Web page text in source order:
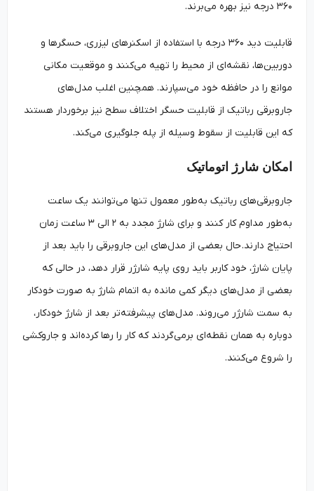
قابلیت دید ۳۶۰ درجه با استفاده از اسکنرهای لیزری، حسگرها و
دوربین‌ها، نقشه‌ای از محیط را تهیه می‌کنند و موقعیت مکانی
موانع را در حافظه خود می‌سپارند. همچنین اغلب مدل‌های
جاروبرقی رباتیک از قابلیت حسگر اختلاف سطح نیز برخوردار هستند
که این قابلیت از سقوط وسیله از پله جلوگیری می‌کند.
امکان شارژ اتوماتیک
جاروبرقی‌های رباتیک به‌طور معمول تنها می‌توانند یک ساعت
به‌طور مداوم کار کنند و برای شارژ مجدد به ۲ الی ۳ ساعت زمان
احتیاج دارند. حال بعضی از مدل‌های این جاروبرقی را باید بعد از
پایان شارژ، خود کاربر باید روی پایه شارژر قرار دهد، در حالی که
بعضی از مدل‌های دیگر کمی مانده به اتمام شارژ به صورت خودکار
به سمت شارژر می‌روند. مدل‌های پیشرفته‌تر بعد از شارژ خودکار،
دوباره به همان نقطه‌ای برمی‌گردند که کار را رها کرده‌اند و جاروکشی
را شروع می‌کنند.